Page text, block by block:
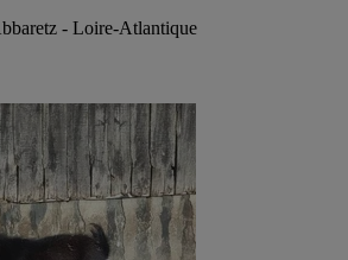
- Loire-Atlantique